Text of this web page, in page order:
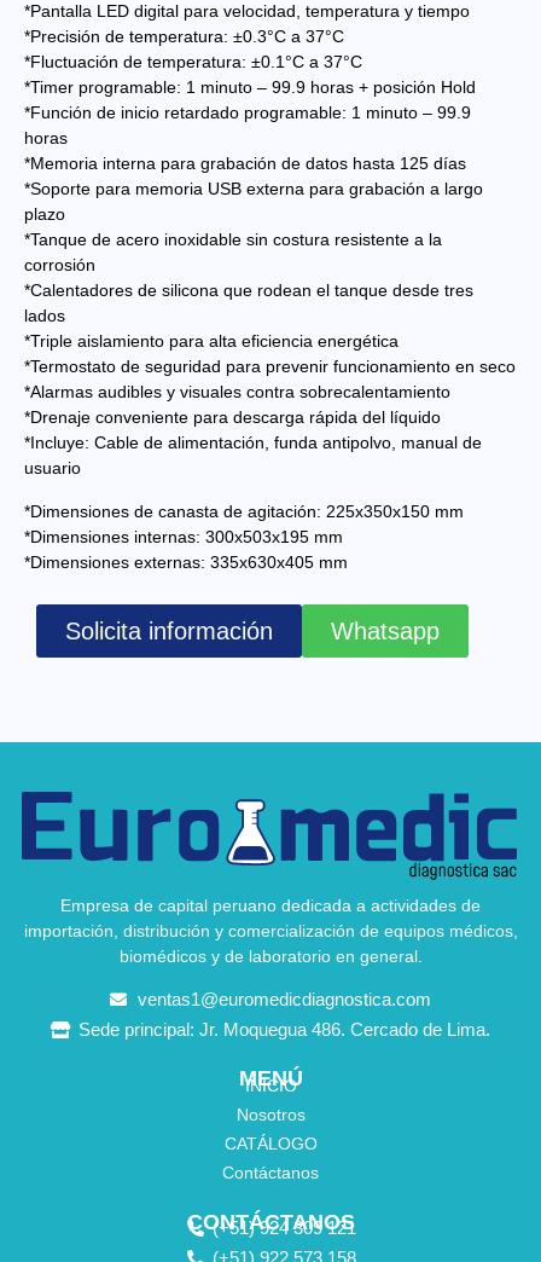
*Pantalla LED digital para velocidad, temperatura y tiempo
*Precisión de temperatura: ±0.3°C a 37°C
*Fluctuación de temperatura: ±0.1°C a 37°C
*Timer programable: 1 minuto – 99.9 horas + posición Hold
*Función de inicio retardado programable: 1 minuto – 99.9
horas
*Memoria interna para grabación de datos hasta 125 días
*Soporte para memoria USB externa para grabación a largo
plazo
*Tanque de acero inoxidable sin costura resistente a la
corrosión
*Calentadores de silicona que rodean el tanque desde tres
lados
*Triple aislamiento para alta eficiencia energética
*Termostato de seguridad para prevenir funcionamiento en seco
*Alarmas audibles y visuales contra sobrecalentamiento
*Drenaje conveniente para descarga rápida del líquido
*Incluye: Cable de alimentación, funda antipolvo, manual de
usuario
*Dimensiones de canasta de agitación: 225x350x150 mm
*Dimensiones internas: 300x503x195 mm
*Dimensiones externas: 335x630x405 mm
Solicita información Whatsapp
Empresa de capital peruano dedicada a actividades de
importación, distribución y comercialización de equipos médicos,
biomédicos y de laboratorio en general.
ventas1@euromedicdiagnostica.com
Sede principal: Jr. Moquegua 486. Cercado de Lima.
MENÚ
INICIO
Nosotros
CATÁLOGO
Contáctanos
CONTÁCTANOS
(+51) 924 309 121